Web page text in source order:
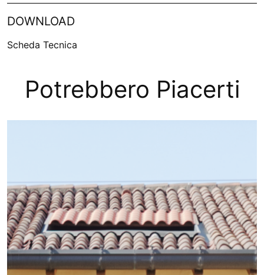
DOWNLOAD
Scheda Tecnica
Potrebbero Piacerti